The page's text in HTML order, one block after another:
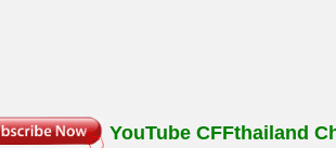
YouTube CFFthailand